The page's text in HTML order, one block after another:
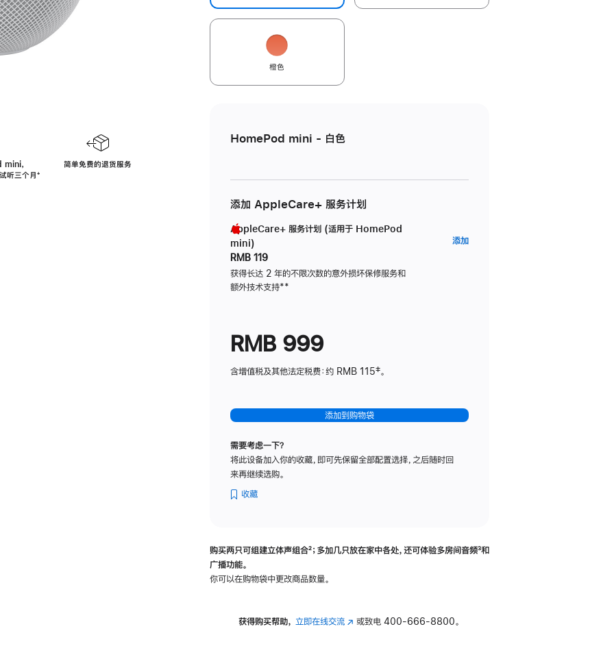
，
听三个月脚
⁺
简单免费的退货服务
橙色
HomePod mini - 白色
添加 AppleCare+ 服务计划
AppleCare+ 服务计划 (适用于 HomePod
mini)
RMB 119
获得长达 2 年的不限次数的意外损坏保修服务和
额外技术支持脚
**
添加AppleCare+
RMB 999
含增值税及其他法定税费：约 RMB 115‡。
添加到购物袋
需要考虑一下？
将此设备加入你的收藏，即可先保留全部配置选择，之后随时回
来再继续选购。
收藏
购买两只可组建立体声组合脚
²；多加几只放在家中各处，还可体验多‍房‍间音频脚
³和
广播功能。
你可以在购物袋中更改商品数量。
获得购买帮助， 立即在线交流(在 或致电 400-666-8800。